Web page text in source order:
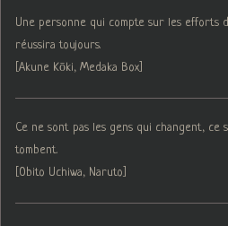
Une personne qui compte sur les efforts
réussira toujours.
[Akune Kōki, Medaka Box]
Ce ne sont pas les gens qui changent, ce
tombent.
[Obito Uchiwa, Naruto]